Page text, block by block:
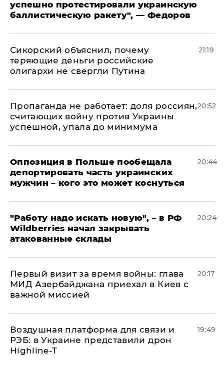
успешно протестировали украинскую
баллистическую ракету", — Федоров
Сикорский объяснил, почему
теряющие деньги российские
олигархи не свергли Путина
21:19
​Пропаганда не работает: доля россиян,
считающих войну против Украины
успешной, упала до минимума
20:52
Оппозиция в Польше пообещала
депортировать часть украинских
мужчин – кого это может коснуться
20:44
"Работу надо искать новую", – в РФ
Wildberries начал закрывать
атакованные склады
20:24
Первый визит за время войны: глава
МИД Азербайджана приехал в Киев с
важной миссией
20:17
Воздушная платформа для связи и
РЭБ: в Украине представили дрон
Highline-T
19:49